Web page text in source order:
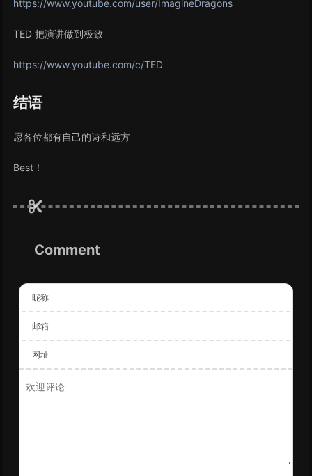
https://www.youtube.com/user/ImagineDragons
TED 把演讲做到极致
https://www.youtube.com/c/TED
结语
愿各位都有自己的诗和远方
Best！
Comment
昵称
邮箱
网址